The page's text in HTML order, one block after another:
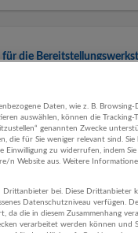
die
die Salzburger Lokalbahn
AG für Energie, Verkehr und
Daten, wie z. B.
auswählen, können die
genannten Zwecke
die für Sie weniger relevant sind.
zu widerrufen, indem
n Website aus. Weitere
bei. Diese Drittanbieter
Datenschutzniveau verfügen.
da die in diesem Zusammenhang
verarbeitet werden können und